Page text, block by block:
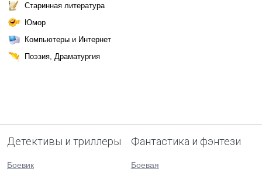
Старинная литература
Юмор
Компьютеры и Интернет
Поэзия, Драматургия
Детективы и триллеры
Боевик
Фантастика и фэнтези
Боевая